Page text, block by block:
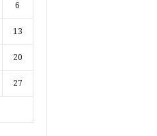
6
13
20
27